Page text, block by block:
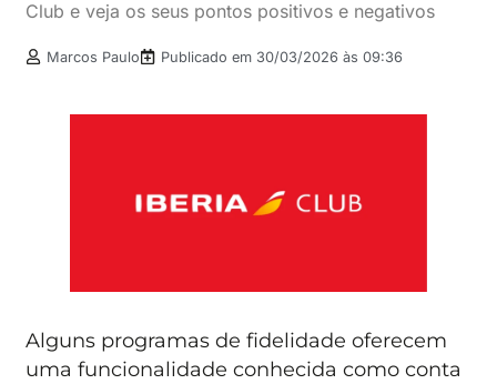
Club e veja os seus pontos positivos e negativos
Marcos Paulo Publicado em 30/03/2026 às 09:36
Alguns programas de fidelidade oferecem
uma funcionalidade conhecida como conta